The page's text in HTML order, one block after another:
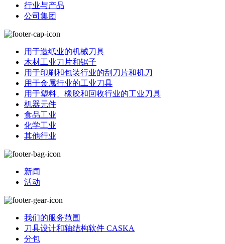
行业与产品
公司集团
用于造纸业的机械刀具
木材工业刀片和锯子
用于印刷和包装行业的刮刀片和机刀
用于金属行业的工业刀具
用于塑料、橡胶和回收行业的工业刀具
机器元件
食品工业
化学工业
其他行业
新闻
活动
我们的服务范围
刀具设计和轴结构软件 CASKA
分包